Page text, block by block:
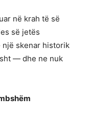
në krah të së
së jetës
një skenar historik
— dhe ne nuk